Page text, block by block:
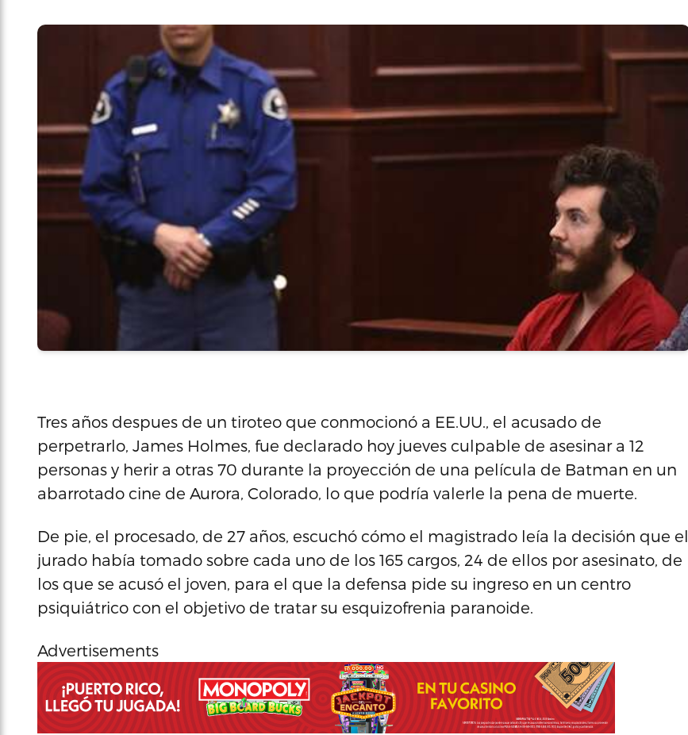
Tres años despues de un tiroteo que conmocionó a EE.UU., el acusado de
perpetrarlo, James Holmes, fue declarado hoy jueves culpable de asesinar a 12
personas y herir a otras 70 durante la proyección de una película de Batman en un
abarrotado cine de Aurora, Colorado, lo que podría valerle la pena de muerte.
De pie, el procesado, de 27 años, escuchó cómo el magistrado leía la decisión que el
jurado había tomado sobre cada uno de los 165 cargos, 24 de ellos por asesinato, de
los que se acusó el joven, para el que la defensa pide su ingreso en un centro
psiquiátrico con el objetivo de tratar su esquizofrenia paranoide.
Advertisements